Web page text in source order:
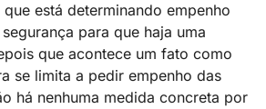
está determinando empenho
para que haja uma
que acontece um fato como
se limita a pedir empenho das
há nenhuma medida concreta por